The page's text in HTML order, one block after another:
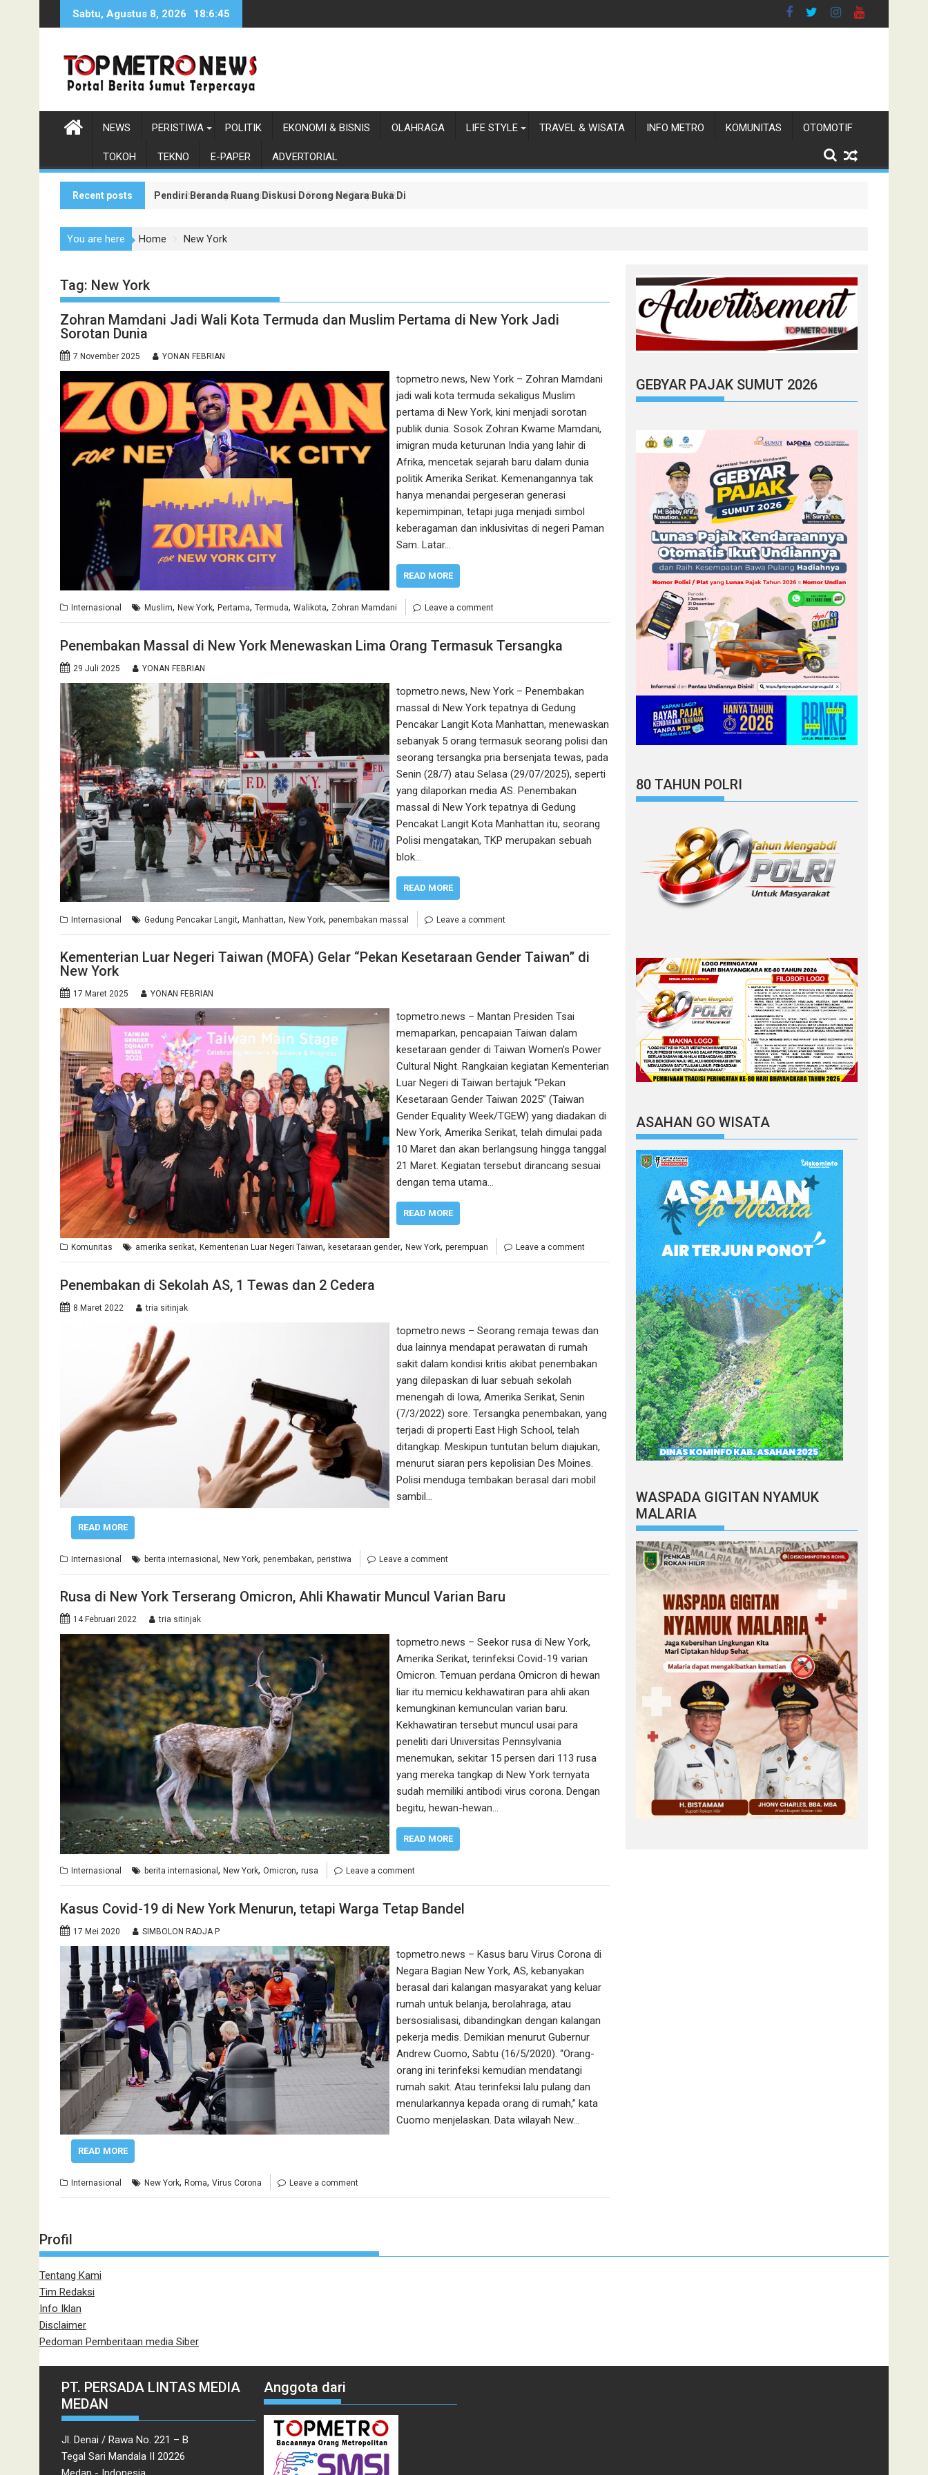
Sabtu, Agustus 8, 2026 18:6:47
NEWS PERISTIWA POLITIK EKONOMI & BISNIS OLAHRAGA LIFE STYLE TRAVEL & WISATA INFO METRO KOMUNITAS OTOMOTIF
TOKOH TEKNO E-PAPER ADVERTORIAL
Recent posts Pendiri Beranda Ruang Diskusi Dorong Negara Buka Dialog dalam Penyelesaian BLBI
Pemkab Karo Apresiasi Dedikasi Personel Satpol PP, Linmas, dan Pemadam Kebakaran
You are here Home New York
Tag: New York
Zohran Mamdani Jadi Wali Kota Termuda dan Muslim Pertama di New York Jadi
Sorotan Dunia
7 November 2025 YONAN FEBRIAN
topmetro.news, New York – Zohran Mamdani
jadi wali kota termuda sekaligus Muslim
pertama di New York, kini menjadi sorotan
publik dunia. Sosok Zohran Kwame Mamdani,
imigran muda keturunan India yang lahir di
Afrika, mencetak sejarah baru dalam dunia
politik Amerika Serikat. Kemenangannya tak
hanya menandai pergeseran generasi
kepemimpinan, tetapi juga menjadi simbol
keberagaman dan inklusivitas di negeri Paman
Sam. Latar…
READ MORE
Internasional Muslim, New York, Pertama, Termuda, Walikota, Zohran Mamdani Leave a comment
Penembakan Massal di New York Menewaskan Lima Orang Termasuk Tersangka
29 Juli 2025 YONAN FEBRIAN
topmetro.news, New York – Penembakan
massal di New York tepatnya di Gedung
Pencakar Langit Kota Manhattan, menewaskan
sebanyak 5 orang termasuk seorang polisi dan
seorang tersangka pria bersenjata tewas, pada
Senin (28/7) atau Selasa (29/07/2025), seperti
yang dilaporkan media AS. Penembakan
massal di New York tepatnya di Gedung
Pencakat Langit Kota Manhattan itu, seorang
Polisi mengatakan, TKP merupakan sebuah
blok…
READ MORE
Internasional Gedung Pencakar Langit, Manhattan, New York, penembakan massal Leave a comment
Kementerian Luar Negeri Taiwan (MOFA) Gelar “Pekan Kesetaraan Gender Taiwan” di
New York
17 Maret 2025 YONAN FEBRIAN
topmetro.news – Mantan Presiden Tsai
memaparkan, pencapaian Taiwan dalam
kesetaraan gender di Taiwan Women’s Power
Cultural Night. Rangkaian kegiatan Kementerian
Luar Negeri di Taiwan bertajuk “Pekan
Kesetaraan Gender Taiwan 2025” (Taiwan
Gender Equality Week/TGEW) yang diadakan di
New York, Amerika Serikat, telah dimulai pada
10 Maret dan akan berlangsung hingga tanggal
21 Maret. Kegiatan tersebut dirancang sesuai
dengan tema utama…
READ MORE
Komunitas amerika serikat, Kementerian Luar Negeri Taiwan, kesetaraan gender, New York, perempuan Leave a comment
Penembakan di Sekolah AS, 1 Tewas dan 2 Cedera
8 Maret 2022 tria sitinjak
topmetro.news – Seorang remaja tewas dan
dua lainnya mendapat perawatan di rumah
sakit dalam kondisi kritis akibat penembakan
yang dilepaskan di luar sebuah sekolah
menengah di Iowa, Amerika Serikat, Senin
(7/3/2022) sore. Tersangka penembakan, yang
terjadi di properti East High School, telah
ditangkap. Meskipun tuntutan belum diajukan,
menurut siaran pers kepolisian Des Moines.
Polisi menduga tembakan berasal dari mobil
sambil…
READ MORE
Internasional berita internasional , New York, penembakan, peristiwa Leave a comment
Rusa di New York Terserang Omicron, Ahli Khawatir Muncul Varian Baru
14 Februari 2022 tria sitinjak
topmetro.news – Seekor rusa di New York,
Amerika Serikat, terinfeksi Covid-19 varian
Omicron. Temuan perdana Omicron di hewan
liar itu memicu kekhawatiran para ahli akan
kemungkinan kemunculan varian baru.
Kekhawatiran tersebut muncul usai para
peneliti dari Universitas Pennsylvania
menemukan, sekitar 15 persen dari 113 rusa
yang mereka tangkap di New York ternyata
sudah memiliki antibodi virus corona. Dengan
begitu, hewan-hewan…
READ MORE
Internasional berita internasional , New York, Omicron, rusa Leave a comment
Kasus Covid-19 di New York Menurun, tetapi Warga Tetap Bandel
17 Mei 2020 SIMBOLON RADJA P
topmetro.news – Kasus baru Virus Corona di
Negara Bagian New York, AS, kebanyakan
berasal dari kalangan masyarakat yang keluar
rumah untuk belanja, berolahraga, atau
bersosialisasi, dibandingkan dengan kalangan
pekerja medis. Demikian menurut Gubernur
Andrew Cuomo, Sabtu (16/5/2020). “Orang-
orang ini terinfeksi kemudian mendatangi
rumah sakit. Atau terinfeksi lalu pulang dan
menularkannya kepada orang di rumah,” kata
Cuomo menjelaskan. Data wilayah New…
READ MORE
Internasional New York, Roma, Virus Corona Leave a comment
GEBYAR PAJAK SUMUT 2026
80 TAHUN POLRI
ASAHAN GO WISATA
WASPADA GIGITAN NYAMUK
MALARIA
Profil
Tentang Kami
Tim Redaksi
Info Iklan
Disclaimer
Pedoman Pemberitaan media Siber
PT. PERSADA LINTAS MEDIA
MEDAN
Jl. Denai / Rawa No. 221 – B
Tegal Sari Mandala II 20226
Anggota dari